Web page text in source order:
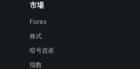
市場
Forex
株式
暗号資産
指数